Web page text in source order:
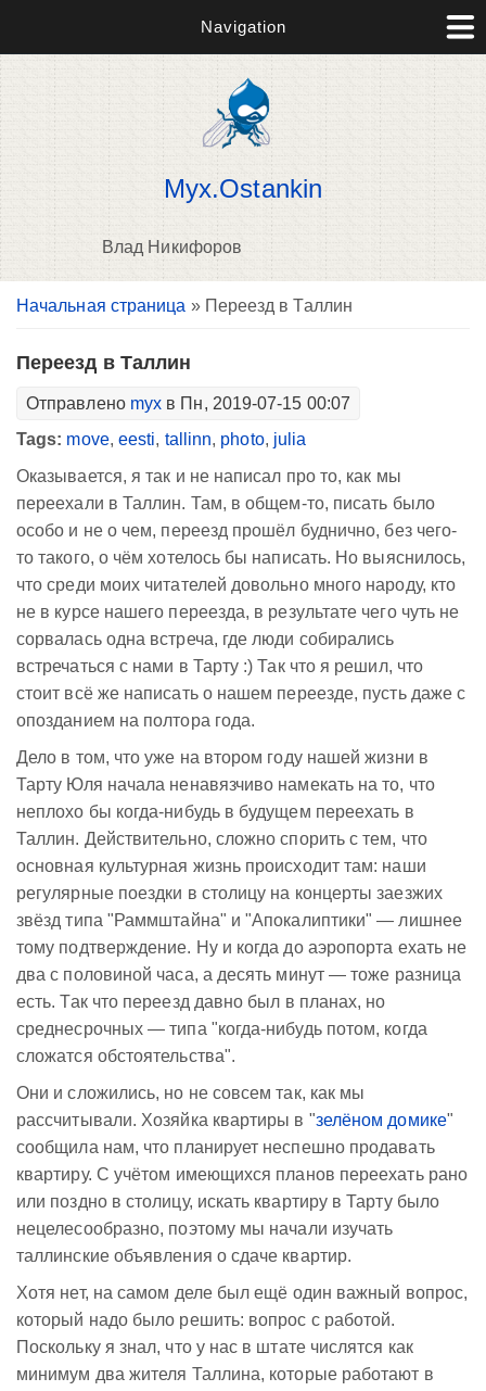
Navigation
Myx.Ostankin
Влад Никифоров
Вы здесь
Начальная страница » Переезд в Таллин
Переезд в Таллин
Отправлено myx в Пн, 2019-07-15 00:07
Tags: move, eesti, tallinn, photo, julia
Оказывается, я так и не написал про то, как мы
переехали в Таллин. Там, в общем-то, писать было
особо и не о чем, переезд прошёл буднично, без чего-
то такого, о чём хотелось бы написать. Но выяснилось,
что среди моих читателей довольно много народу, кто
не в курсе нашего переезда, в результате чего чуть не
сорвалась одна встреча, где люди собирались
встречаться с нами в Тарту :) Так что я решил, что
стоит всё же написать о нашем переезде, пусть даже с
опозданием на полтора года.
Дело в том, что уже на втором году нашей жизни в
Тарту Юля начала ненавязчиво намекать на то, что
неплохо бы когда-нибудь в будущем переехать в
Таллин. Действительно, сложно спорить с тем, что
основная культурная жизнь происходит там: наши
регулярные поездки в столицу на концерты заезжих
звёзд типа "Раммштайна" и "Апокалиптики" — лишнее
тому подтверждение. Ну и когда до аэропорта ехать не
два с половиной часа, а десять минут — тоже разница
есть. Так что переезд давно был в планах, но
среднесрочных — типа "когда-нибудь потом, когда
сложатся обстоятельства".
Они и сложились, но не совсем так, как мы
рассчитывали. Хозяйка квартиры в "зелёном домике"
сообщила нам, что планирует неспешно продавать
квартиру. С учётом имеющихся планов переехать рано
или поздно в столицу, искать квартиру в Тарту было
нецелесообразно, поэтому мы начали изучать
таллинские объявления о сдаче квартир.
Хотя нет, на самом деле был ещё один важный вопрос,
который надо было решить: вопрос с работой.
Поскольку я знал, что у нас в штате числятся как
минимум два жителя Таллина, которые работают в